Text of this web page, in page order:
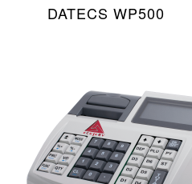
DATECS WP500